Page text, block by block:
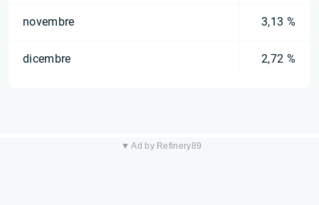
novembre 3,13 %
dicembre 2,72 %
▼ Ad by Refinery89